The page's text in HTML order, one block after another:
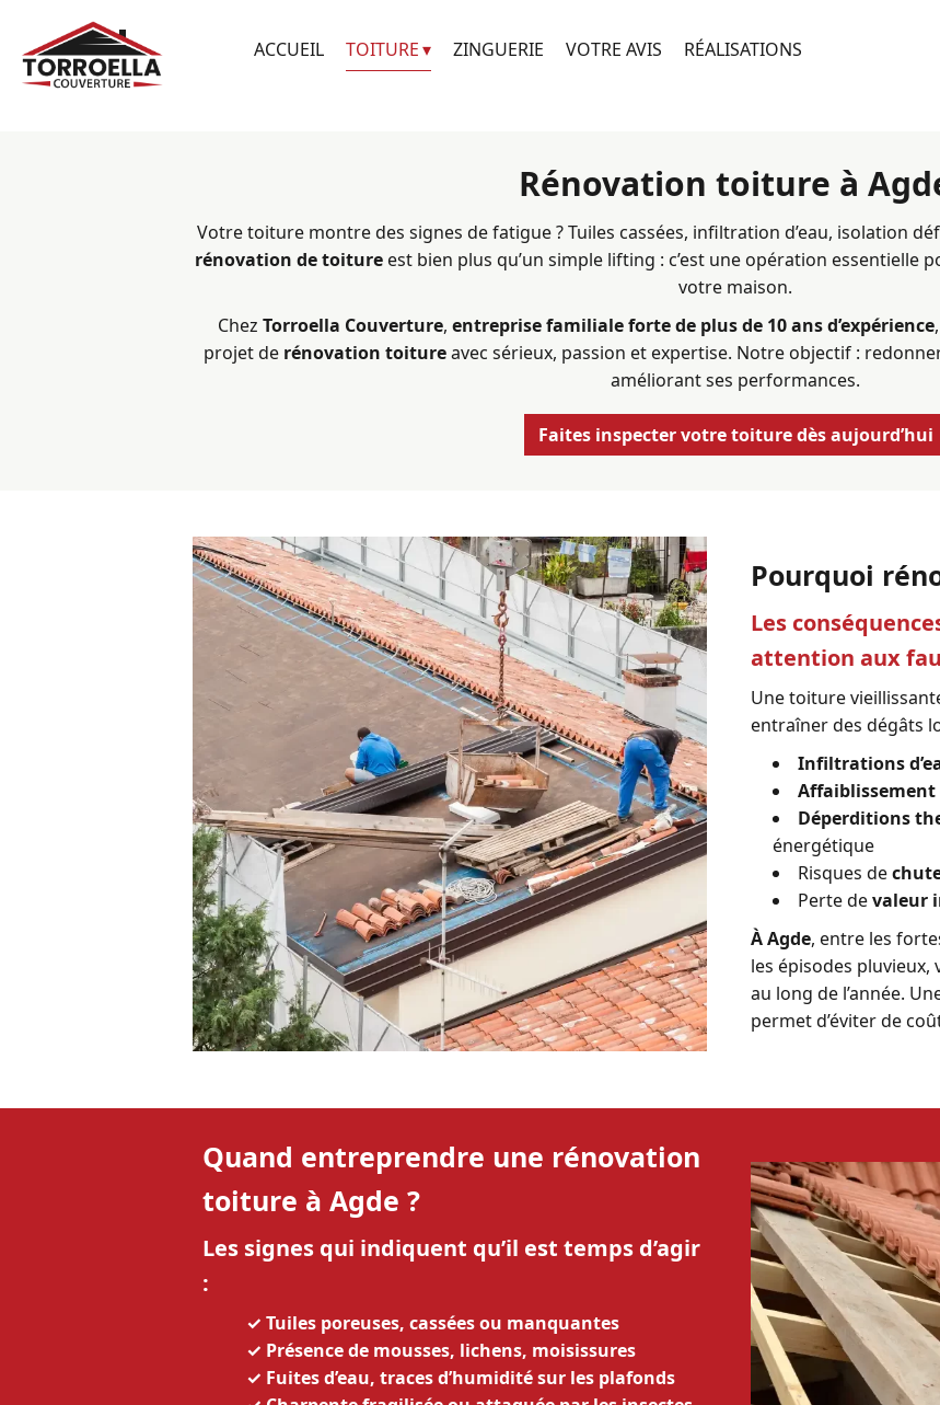
ACCUEIL TOITURE ZINGUERIE VOTRE AVIS RÉALISATIONS
Rénovation toiture à
Votre toiture montre des signes de fatigue ? Tuiles cassées, infiltration d’eau, isolation
rénovation de toitureest bien plus qu’un simple lifting : c’est une opération essentielle
votre maison.
Chez Torroella Couverture, entreprise familiale forte de plus de 10 ans d’expérience
projet de rénovation toitureavec sérieux, passion et expertise. Notre objectif :
améliorant ses performances.
Faites inspecter votre toiture dès aujourd’hui
Pourquoi
Les
attention aux
Une toiture
entraîner des dégâts
Infiltrations
Affaiblissement
Déperditions
énergétique
Risques de
Perte devaleur
À Agde, entre les
les épisodes
au long de l’année.
permet d’éviter de
Quand entreprendre une rénovation
toiture à Agde ?
Les signes qui indiquent qu’il est temps d’agir
:
✓ Tuiles poreuses, cassées ou manquantes
✓ Présence de mousses, lichens, moisissures
✓ Fuites d’eau, traces d’humidité sur les plafonds